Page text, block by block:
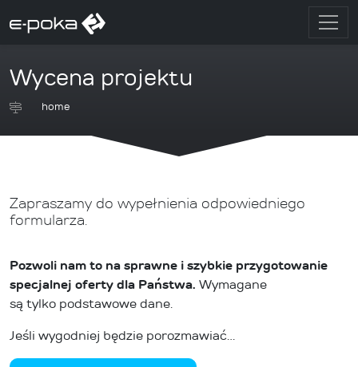
Wycena projektu
home
Zapraszamy do wypełnienia odpowiedniego
formularza.
Pozwoli nam to na sprawne i szybkie przygotowanie
specjalnej oferty dla Państwa. Wymagane
są tylko podstawowe dane.
Jeśli wygodniej będzie porozmawiać…